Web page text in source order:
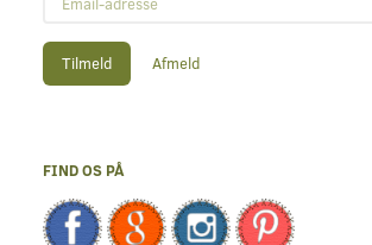
adresse
Tilmeld Afmeld
FIND OS PÅ